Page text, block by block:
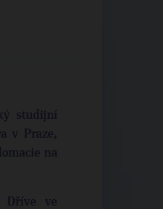
studijní
v Praze,
na
Dříve ve